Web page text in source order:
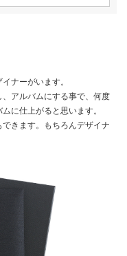
ナーがいます。
アルバムにする事で、何度
に仕上がると思います。
きます。もちろんデザイナ